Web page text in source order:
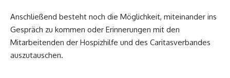
Anschließend besteht noch die Möglichkeit, miteinander ins
Gespräch zu kommen oder Erinnerungen mit den
Mitarbeitenden der Hospizhilfe und des Caritasverbandes
auszutauschen.